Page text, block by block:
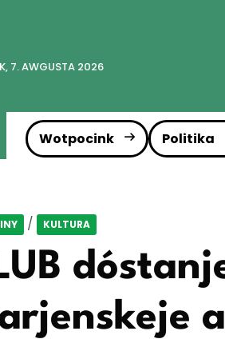
7. AWGUSTA 2026
Wotpocink Politika
/ KULTURA